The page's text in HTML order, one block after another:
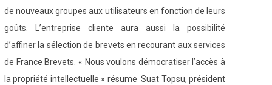
de nouveaux groupes aux utilisateurs en fonction de leurs
goûts. L’entreprise cliente aura aussi la possibilité
d’affiner la sélection de brevets en recourant aux services
de France Brevets. « Nous voulons démocratiser l’accès à
la propriété intellectuelle » résume Suat Topsu, président